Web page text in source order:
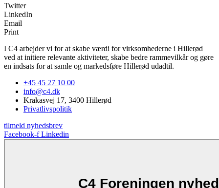
Twitter
LinkedIn
Email
Print
I C4 arbejder vi for at skabe værdi for virksomhederne i Hillerød
ved at initiere relevante aktiviteter, skabe bedre rammevilkår og gøre
en indsats for at samle og markedsføre Hillerød udadtil.
+45 45 27 10 00
info@c4.dk
Krakasvej 17, 3400 Hillerød
Privatlivspolitik
tilmeld nyhedsbrev
Facebook-f Linkedin